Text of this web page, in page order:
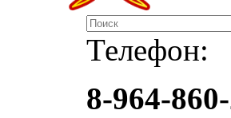
Телефон:
8-964-